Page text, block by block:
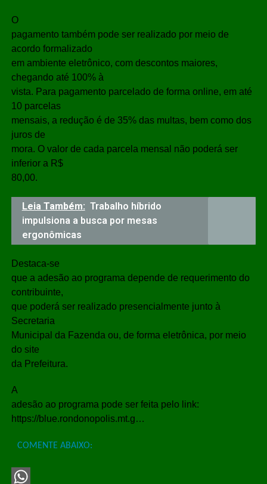
O
pagamento também pode ser realizado por meio de
acordo formalizado
em ambiente eletrônico, com descontos maiores,
chegando até 100% à
vista. Para pagamento parcelado de forma online, em até
10 parcelas
mensais, a redução é de 35% das multas, bem como dos
juros de
mora. O valor de cada parcela mensal não poderá ser
inferior a R$
80,00.
Leia Também: Trabalho híbrido
impulsiona a busca por mesas
ergonômicas
Destaca-se
que a adesão ao programa depende de requerimento do
contribuinte,
que poderá ser realizado presencialmente junto à
Secretaria
Municipal da Fazenda ou, de forma eletrônica, por meio
do site
da Prefeitura.
A
adesão ao programa pode ser feita pelo link:
https://blue.rondonopolis.mt.g…
COMENTE ABAIXO: